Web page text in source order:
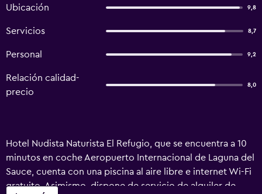
Ubicación 9,8
Servicios 8,7
Personal 9,2
Relación calidad-
precio
8,0
Hotel Nudista Naturista El Refugio, que se encuentra a 10
minutos en coche Aeropuerto Internacional de Laguna del
Sauce, cuenta con una piscina al aire libre e internet Wi-Fi
gratuito. Asimismo, dispone de servicio de alquiler de